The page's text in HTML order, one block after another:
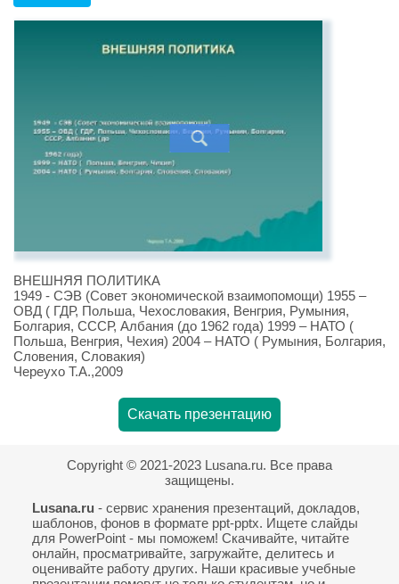
ВНЕШНЯЯ ПОЛИТИКА
1949 - СЭВ (Совет экономической взаимопомощи) 1955 –
ОВД ( ГДР, Польша, Чехословакия, Венгрия, Румыния,
Болгария, СССР, Албания (до 1962 года) 1999 – НАТО (
Польша, Венгрия, Чехия) 2004 – НАТО ( Румыния, Болгария,
Словения, Словакия)
Череухо Т.А.,2009
Скачать презентацию
Copyright © 2021-2023 Lusana.ru. Все права
защищены.
Lusana.ru - сервис хранения презентаций, докладов,
шаблонов, фонов в формате ppt-pptx. Ищете слайды
для PowerPoint - мы поможем! Скачивайте, читайте
онлайн, просматривайте, загружайте, делитесь и
оценивайте работу других. Наши красивые учебные